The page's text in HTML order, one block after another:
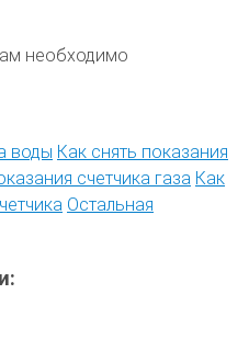
необходимо
воды Как снять показания
счетчика газа Как
Остальная